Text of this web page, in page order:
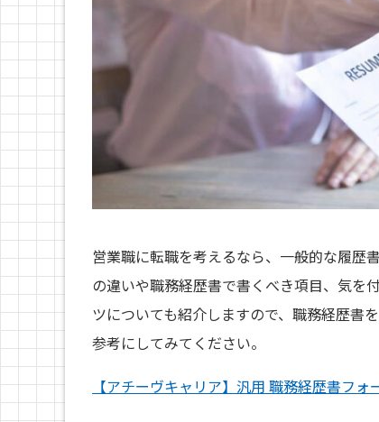
営業職に転職を考えるなら、一般的な履歴
の違いや職務経歴書で書くべき項目、気を
ツについても紹介しますので、職務経歴書
参考にしてみてください。
【アチーヴキャリア】汎用 職務経歴書フォ